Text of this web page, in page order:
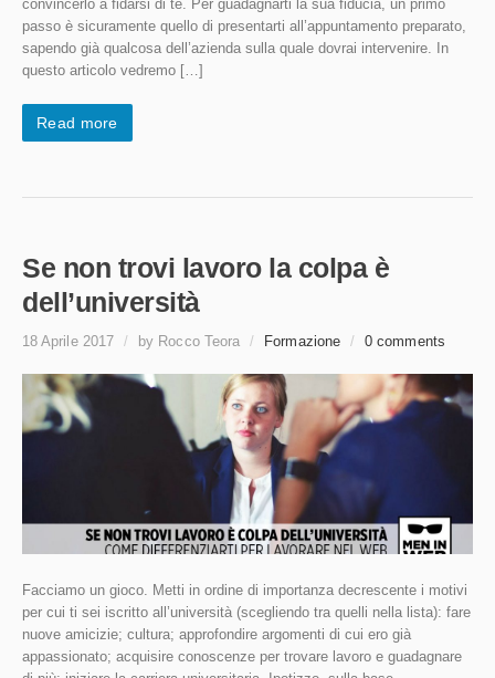
convincerlo a fidarsi di te. Per guadagnarti la sua fiducia, un primo
passo è sicuramente quello di presentarti all’appuntamento preparato,
sapendo già qualcosa dell’azienda sulla quale dovrai intervenire. In
questo articolo vedremo […]
Read more
Se non trovi lavoro la colpa è
dell’università
18 Aprile 2017 / by Rocco Teora / Formazione / 0 comments
Facciamo un gioco. Metti in ordine di importanza decrescente i motivi
per cui ti sei iscritto all’università (scegliendo tra quelli nella lista): fare
nuove amicizie; cultura; approfondire argomenti di cui ero già
appassionato; acquisire conoscenze per trovare lavoro e guadagnare